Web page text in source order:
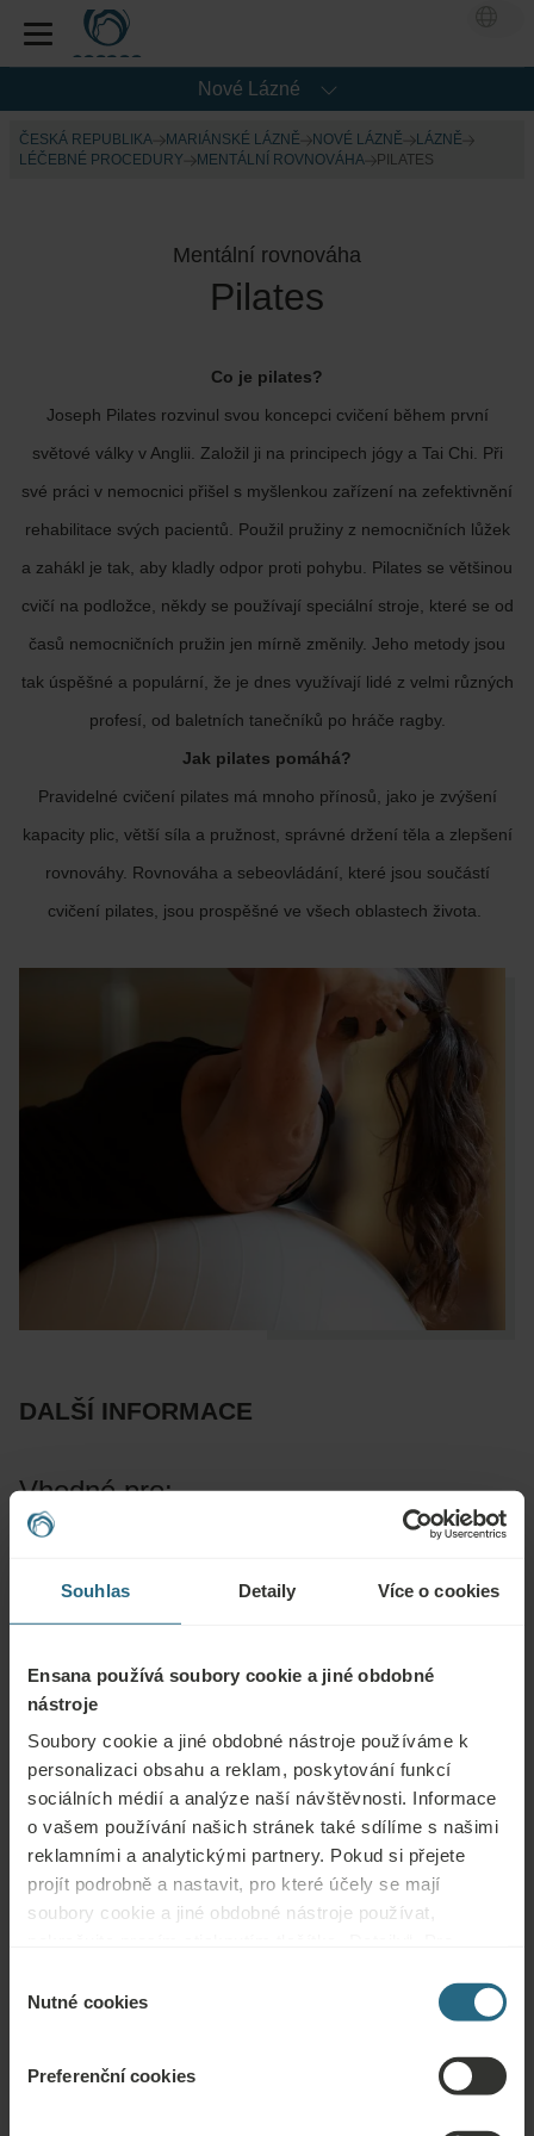
Souhlas Detaily Více o cookies
Ensana používá soubory cookie a jiné obdobné
nástroje
Soubory cookie a jiné obdobné nástroje používáme k
personalizaci obsahu a reklam, poskytování funkcí
sociálních médií a analýze naší návštěvnosti. Informace
o vašem používání našich stránek také sdílíme s našimi
reklamními a analytickými partnery. Pokud si přejete
projít podrobně a nastavit, pro které účely se mají
soubory cookie a jiné obdobné nástroje používat,
„Povolit vše“.
souhlasu
Nutné cookies
Preferenční cookies
Nové Lázné
ČESKÁ REPUBLIKA MARIÁNSKÉ LÁZNĚ NOVÉ LÁZNĚ
LÁZNĚ
LÉČEBNÉ PROCEDURY
MENTÁLNÍ ROVNOVÁHA PILATES
Mentální rovnováha
Pilates
Co je pilates?
Joseph Pilates rozvinul svou koncepci cvičení během první
světové války v Anglii. Založil ji na principech jógy a Tai Chi. Při
své práci v nemocnici přišel s myšlenkou zařízení na zefektivnění
rehabilitace svých pacientů. Použil pružiny z nemocničních lůžek
a zahákl je tak, aby kladly odpor proti pohybu. Pilates se většinou
cvičí na podložce, někdy se používají speciální stroje, které se od
časů nemocničních pružin jen mírně změnily. Jeho metody jsou
tak úspěšné a populární, že je dnes využívají lidé z velmi různých
profesí, od baletních tanečníků po hráče ragby.
Jak pilates pomáhá?
Pravidelné cvičení pilates má mnoho přínosů, jako je zvýšení
kapacity plic, větší síla a pružnost, správné držení těla a zlepšení
rovnováhy. Rovnováha a sebeovládání, které jsou součástí
cvičení pilates, jsou prospěšné ve všech oblastech života.
DALŠÍ INFORMACE
Vhodné pro:
rehabilitace po nehodách, stres, únava, některá neurologická
Nelze použít v následujících případech:
Infekční onemocnění, horečka, akutní záněty, dýchavičnost,
srdeční nedostatečnost, těhotenství, nestabilní krevní tlak nebo
cukrovka, psychózy, zneužívání drog a alkoholu, invalidita
Obraťte se na nás s jakýmikoli dotazy ohledně našich hotelů Ensana nebo
služeb. Otázky a odpovědi týkající se našeho věrnostního programu